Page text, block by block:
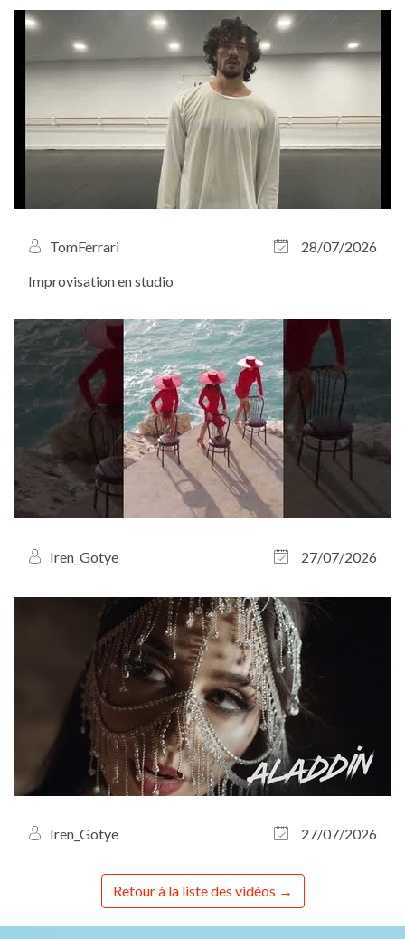
TomFerrari
28/07/2026
Improvisation en studio
Iren_Gotye 27/07/2026
Iren_Gotye 27/07/2026
Retour à la liste des vidéos